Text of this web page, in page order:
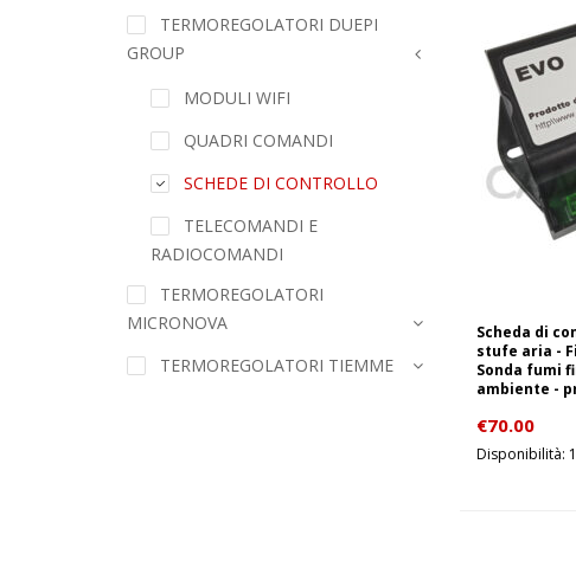
Scheda di
stufe aria -
Sonda fumi
ambiente -
€70.00
Disponibilità: 1
TERMOREGOLATORI DUEPI
GROUP
MODULI WIFI
QUADRI COMANDI
SCHEDE DI CONTROLLO
TELECOMANDI E
RADIOCOMANDI
TERMOREGOLATORI
MICRONOVA
TERMOREGOLATORI TIEMME